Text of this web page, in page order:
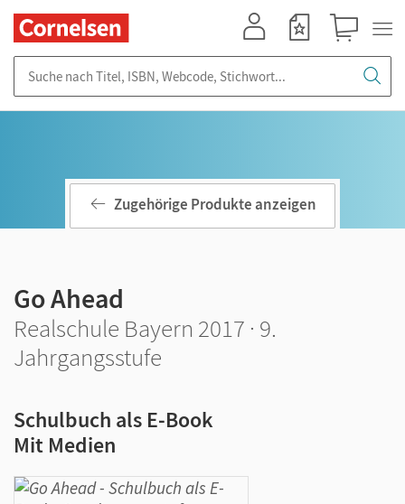
Zugehörige Produkte anzeigen
Go Ahead
Realschule Bayern 2017 · 9.
Jahrgangsstufe
Schulbuch als E-Book
Mit Medien